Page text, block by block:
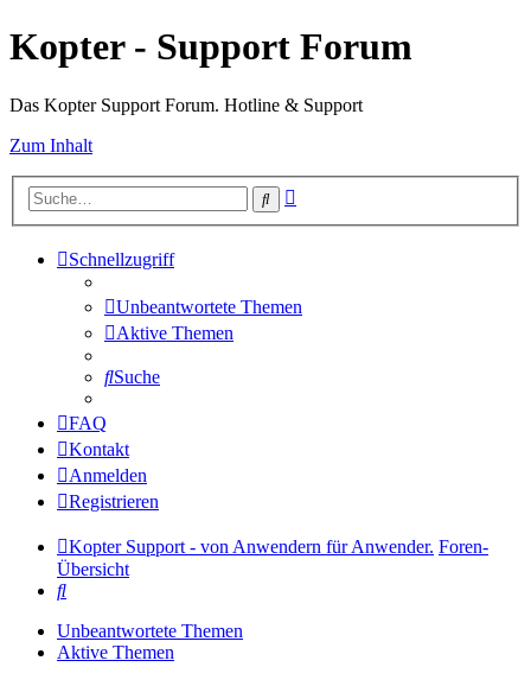
Kopter - Support Forum
Das Kopter Support Forum. Hotline & Support
Zum Inhalt
Suche
Schnellzugriff
Unbeantwortete Themen
Aktive Themen
Suche
FAQ
Kontakt
Anmelden
Registrieren
Kopter Support - von Anwendern für Anwender. Foren-
Übersicht
Suche
Unbeantwortete Themen
Aktive Themen